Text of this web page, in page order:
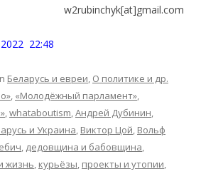
w2rubinchyk[at]gmail.com
22:48
Беларусь и евреи, О политике и др.
, «Молодёжный парламент»,
,whataboutism,Андрей Дубинин,
и Украина, Виктор Цой, Вольф
, дедовщина и бабовщина,
жизнь, курьёзы, проекты и утопии,